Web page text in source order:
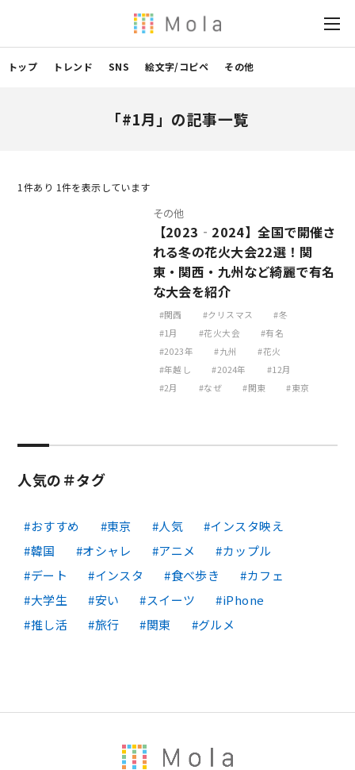
トップ トレンド SNS 絵文字/コピペ その他
「#1月」の記事一覧
1 件あり 1件を表示しています
その他
【2023‐2024】全国で開催さ
れる冬の花火大会22選！関
東・関西・九州など綺麗で有名
な大会を紹介
関西 クリスマス
冬
1月
花火大会
有名
2023年
九州
花火
年越し
2024年
12月
2月
なぜ 関東 東京
人気の＃タグ
おすすめ 東京 人気
インスタ映え
韓国
オシャレ アニメ
カップル
デート
インスタ 食べ歩き
カフェ
大学生
安い スイーツ
iPhone
推し活
旅行 関東 グルメ